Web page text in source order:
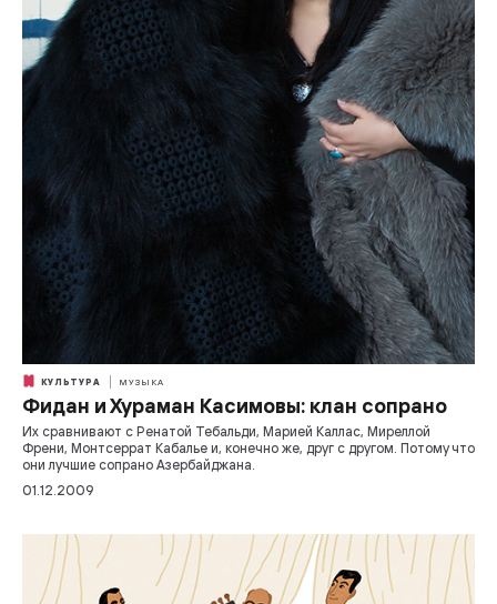
КУЛЬТУРА МУЗЫКА
Фидан и Хураман Касимовы: клан сопрано
Их сравнивают с Ренатой Тебальди, Марией Каллас, Миреллой
Френи, Монтсеррат Кабалье и, конечно же, друг с другом. Потому что
они лучшие сопрано Азербайджана.
01.12.2009